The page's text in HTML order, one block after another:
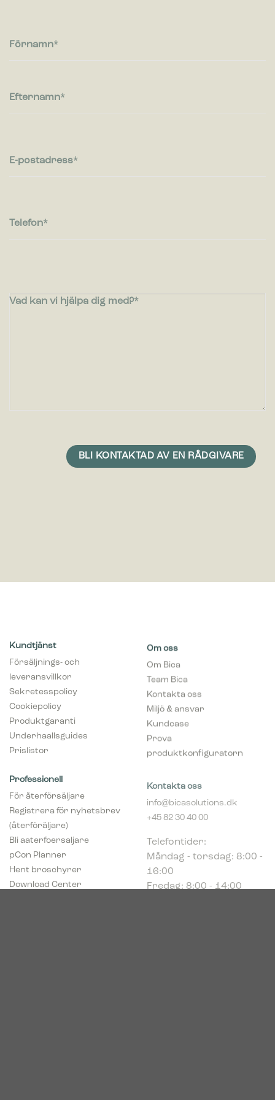
relevanta och engagerande för enskilda användare, och
Förnamn
Efternamn
E-postadress
Telefon
Vad kan vi hjälpa dig med?
Kundtjänst
Försäljnings- och
leveransvillkor
Sekretesspolicy
Cookiepolicy
Produktgaranti
Underhaallsguides
Prislistor
Om oss
Om Bica
Team Bica
Kontakta oss
Miljö & ansvar
Kundcase
Prova
produktkonfiguratorn
Professionell
För återförsäljare
Registrera för nyhetsbrev
(återföräljare)
Bli aaterfoersaljare
pCon Planner
Hent broschyrer
Download Center
+45 82 30 40 00